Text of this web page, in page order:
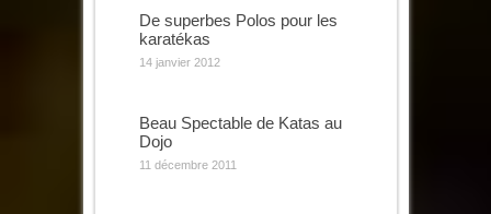
De superbes Polos pour les
karatékas
14 janvier 2012
Beau Spectable de Katas au
Dojo
11 décembre 2011